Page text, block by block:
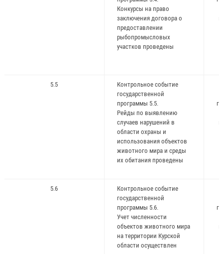
Конкурсы на право
заключения договора о
предоставлении
рыбопромысловых
участков проведены
5.5
Контрольное событие
государственной
программы 5.5.
Рейды по выявлению
случаев нарушений в
области охраны и
использования объектов
животного мира и среды
их обитания проведены
5.6
Контрольное событие
государственной
программы 5.6.
Учет численности
объектов животного мира
на территории Курской
области осуществлен